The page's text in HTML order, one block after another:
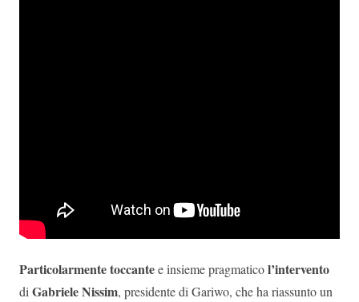
Particolarmente toccantee insieme pragmaticol’intervento
diGabriele Nissim, presidente di Gariwo, che ha riassunto un